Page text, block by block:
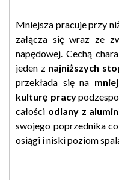
Mniejsza pracuje przy
załącza się wraz ze
napędowej. Cechą
jeden z najniższych
przekłada się na
kulturę pracy
całości odlany z
swojego poprzednika
osiągi i niski poziom